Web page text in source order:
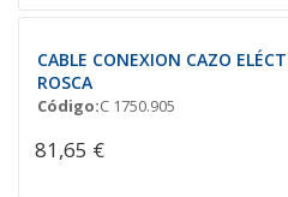
CABLE CONEXION CAZO
ROSCA
Código:C 1750.905
81,65 €